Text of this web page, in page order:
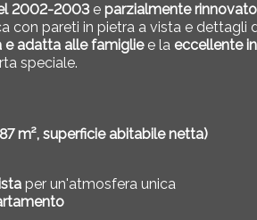
2002-2003eparzialmente
con pareti in pietra a vista e dettagli
adatta alle famigliee la eccellente
speciale.
m², superficie abitabile netta)
per un'atmosfera unica